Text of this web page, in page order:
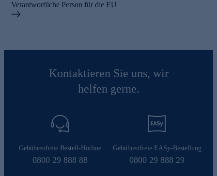
Verantwortliche Person für die EU
Kontaktieren Sie uns, wir
helfen gerne.
Gebührenfreie Bestell-Hotline
0800 29 888 88
Gebührenfreie EASy-Bestellung
0800 29 888 29